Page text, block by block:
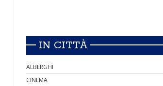
IN CITTÀ
ALBERGHI
CINEMA